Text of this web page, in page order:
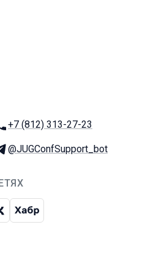
Телефон:
+7 (812) 313-27-23
Телеграм:
@JUGConfSupport_bot
канал
Хабр